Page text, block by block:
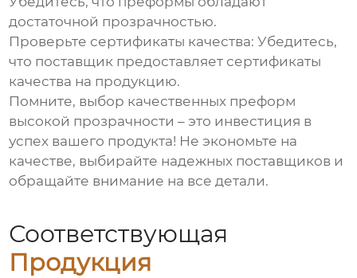
достаточной прозрачностью.
Проверьте сертификаты качества: Убедитесь,
что поставщик предоставляет сертификаты
качества на продукцию.
Помните, выбор качественных преформ
высокой прозрачности – это инвестиция в
успех вашего продукта! Не экономьте на
качестве, выбирайте надежных поставщиков и
обращайте внимание на все детали.
Соответствующая
Продукция